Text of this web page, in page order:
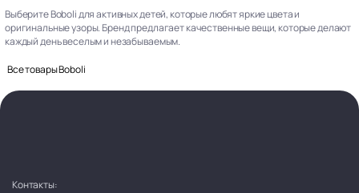
Выберите Boboli для активных детей, которые любят яркие цвета и
оригинальные узоры. Бренд предлагает качественные вещи, которые делают
каждый день веселым и незабываемым.
Все товары Boboli
Контакты: